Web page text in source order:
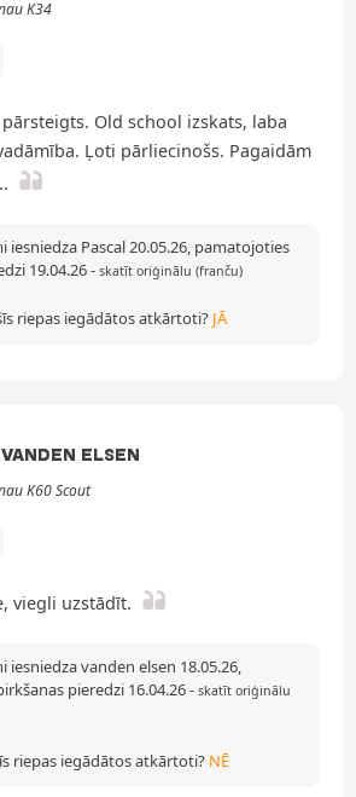
K34
Old school izskats, laba
Ļoti pārliecinošs. Pagaidām
iesniedza Pascal 20.05.26, pamatojoties
19.04.26- skatīt oriģinālu (franču)
riepas iegādātos atkārtoti? JĀ
ELSEN
K60 Scout
viegli uzstādīt.
iesniedza vanden elsen 18.05.26,
pieredzi 16.04.26- skatīt oriģinālu
riepas iegādātos atkārtoti? NĒ